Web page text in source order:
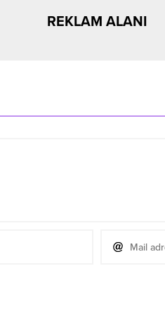
REKLAM ALANI